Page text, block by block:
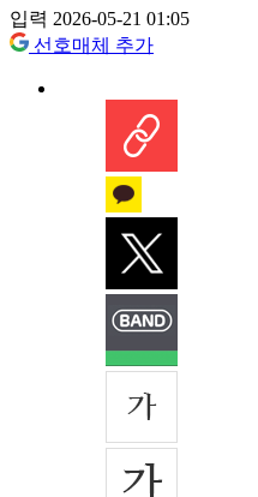
입력 2026-05-21 01:05
선호매체 추가